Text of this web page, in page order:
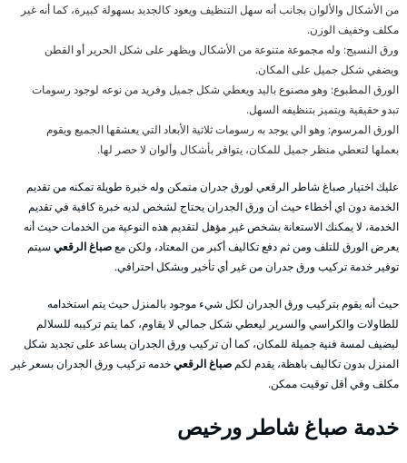
من الأشكال والألوان بجانب أنه سهل التنظيف ويعود كالجديد بسهولة كبيرة، كما أنه غير
مكلف وخفيف الوزن.
ورق النسيج: وله مجموعة متنوعة من الأشكال ويظهر على شكل الحرير أو القطن
ويضفي شكل جميل على المكان.
الورق المطبوع: وهو مصنوع باليد ويعطي شكل جميل وفريد من نوعه لوجود رسومات
تبدو حقيقية ويتميز بتنظيفه السهل.
الورق المرسوم: وهو الي يوجد به رسومات ثلاثية الأبعاد التي يعشقها الجميع ويقوم
بعملها لتعطي منظر جميل للمكان، يتوافر بأشكال وألوان لا حصر لها.
عليك اختيار صباغ شاطر الرقعي لورق جدران متمكن وله خبرة طويلة تمكنه من تقديم
الخدمة دون اي أخطاء حيث أن ورق الجدران يحتاج لشخص لديه خبرة كافية في تقديم
الخدمة، لا يمكنك الاستعانة بشخص غير مؤهل لتقديم هذه النوعية من الخدمات حيث أنه
يعرض الورق للتلف ومن ثم دفع تكاليف أكبر من المعتاد، ولكن معصباغ الرقعي سيتم
توفير خدمة تركيب ورق جدران من غير أي تأخير وبشكل احترافي.
حيث أنه يقوم بتركيب ورق الجدران لكل شيء موجود بالمنزل حيث يتم استخدامه
للطاولات والكراسي والسرير ليعطي شكل جمالي لا يقاوم، كما يتم تركيبه للسلالم
ليضيف لمسة فنية جميلة للمكان، كما أن تركيب ورق الجدران يساعد على تجديد شكل
المنزل بدون تكاليف باهظة، يقدم لكم صباغ الرقعيخدمه تركيب ورق الجدران بسعر غير
مكلف وفي أقل توقيت ممكن.
خدمة صباغ شاطر ورخيص